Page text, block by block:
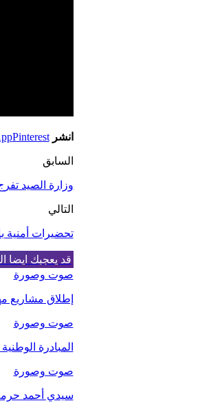
انشر Pinterest
السابق
وزارة الصيد تفرج عن لائحة ال75 مركبا
التالي
تحضيرات أمنية
قد يعجبك ايضا
صوت وصورة
إطلاق مشاريع
صوت وصورة
المبادرة
صوت وصورة
سيدي أحمد